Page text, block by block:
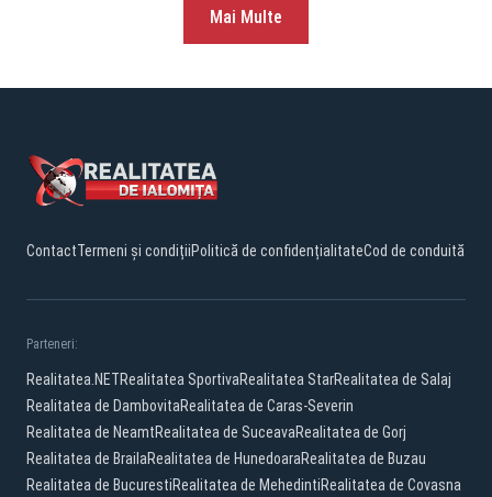
Mai Multe
ContactTermeni și condițiiPolitică de confidențialitateCod de conduită
Parteneri:
Realitatea.NETRealitatea SportivaRealitatea StarRealitatea de Salaj
Realitatea de DambovitaRealitatea de Caras-Severin
Realitatea de NeamtRealitatea de SuceavaRealitatea de Gorj
Realitatea de BrailaRealitatea de HunedoaraRealitatea de Buzau
Realitatea de BucurestiRealitatea de MehedintiRealitatea de Covasna